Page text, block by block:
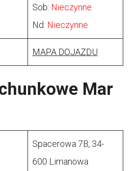
Sob: Nieczynne
Nd: Nieczynne
MAPA DOJAZDU
Mar
Spacerowa 7B, 34-
600 Limanowa